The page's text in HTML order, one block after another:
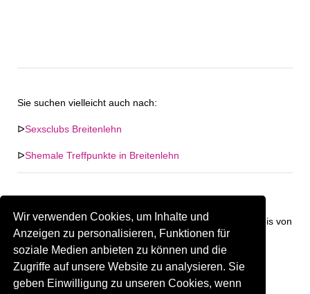
Wir verwenden Cookies, um Inhalte und
Anzeigen zu personalisieren, Funktionen für
soziale Medien anbieten zu können und die
Zugriffe auf unsere Website zu analysieren. Sie
geben Einwilligung zu unseren Cookies, wenn
Sie suchen vielleicht auch nach:
ᐅSexsclubs Breitenlehn
ᐅShemale Treffpunkte in Breitenlehn
Keine Firma in "Breitenlehn" gefunden. Firmen im Umkreis von
"Breitenlehn".
57.53 km Gay Treffpunkt Greiz
Sind Sie oder kennen Sie eine(n) Gay Treffpunkt in